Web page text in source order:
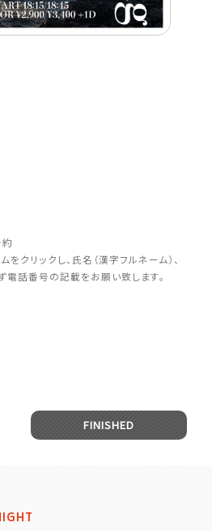
クリックし、氏名（漢字フルネーム）、
電話番号の記載をお願い致します。
FINISHED